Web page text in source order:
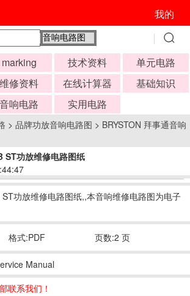
我的
marking 技术资料
单元电路
维修资料 在线计算器
基础知识
音响电路 实用电路
> 品牌功放音响电路图 > BRYSTON 拜事通音响
ST功放维修电路图纸
ST功放维修电路图纸,,本音响维修电路图为电子
格式:PDF 页数:2 页
Manual
联系我们！